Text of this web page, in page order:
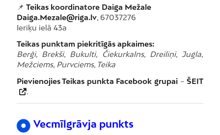
📌 Teikas koordinatore Daiga Mežale
Daiga.Mezale@riga.lv, 67037276
Ieriķu ielā 43a
Teikas punktam piekritīgās apkaimes:
Berģi, Brekši, Bukulti, Čiekurkalns, Dreiliņi, Jugla,
Mežciems, Purvciems, Teika
Pievienojies Teikas punkta Facebook grupai –ŠEIT
.
Vecmīlgrāvja punkts